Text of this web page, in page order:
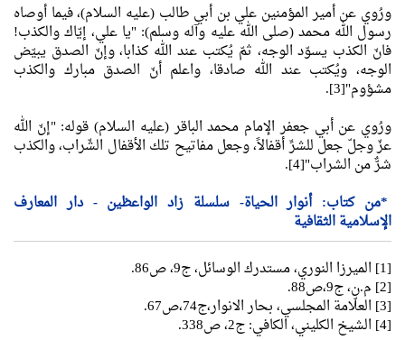
ورُوي عن أمير المؤمنين علي بن أبي طالب (عليه السلام)، فيما أوصاه
رسول الله محمد (صلى الله عليه وآله وسلم): "يا علي، إيّاك والكذب!
فانّ الكذب يسوّد الوجه، ثمّ يُكتب عند الله كذابا، وإنّ الصدق يبيّض
الوجه، ويُكتب عند الله صادقا، واعلم أنّ الصدق مبارك والكذب
مشؤوم"[3].
ورُوي عن أبي جعفر الإمام محمد الباقر (عليه السلام) قوله: "إنّ الله
عزّ وجلّ جعل للشرِّ أقفالاً، وجعل مفاتيح تلك الأقفال الشّراب، والكذب
شرٌّ من الشراب"[4].
*من كتاب: أنوار الحياة- سلسلة زاد الواعظين - دار المعارف
الإسلامية الثقافية
[1] الميرزا النوري، مستدرك الوسائل، ج9، ص86.
[2] م.ن، ج9،ص88.
[3] العلّامة المجلسي، بحار الانوار،ج74،ص67.
[4] الشيخ الكليني، الكافي: ج2، ص338.